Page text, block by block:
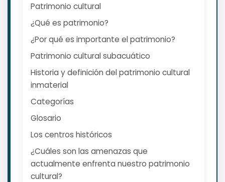
Patrimonio cultural
¿Qué es patrimonio?
¿Por qué es importante el patrimonio?
Patrimonio cultural subacuático
Historia y definición del patrimonio cultural
inmaterial
Categorías
Glosario
Los centros históricos
¿Cuáles son las amenazas que
actualmente enfrenta nuestro patrimonio
cultural?